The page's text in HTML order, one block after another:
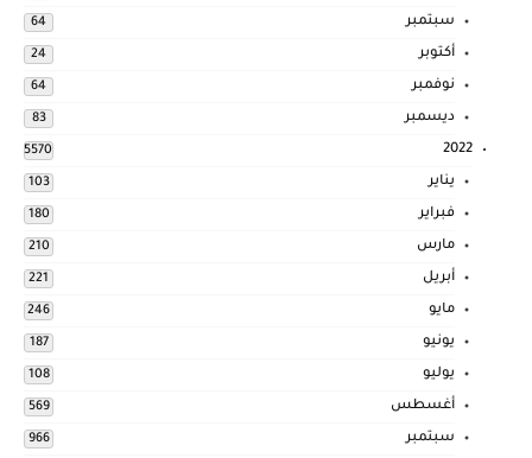
سبتمبر 64
أكتوبر 24
نوفمبر 64
ديسمبر 83
2022
5570
يناير 103
فبراير 180
مارس 210
أبريل 221
مايو 246
يونيو 187
يوليو 108
أغسطس 569
سبتمبر 966